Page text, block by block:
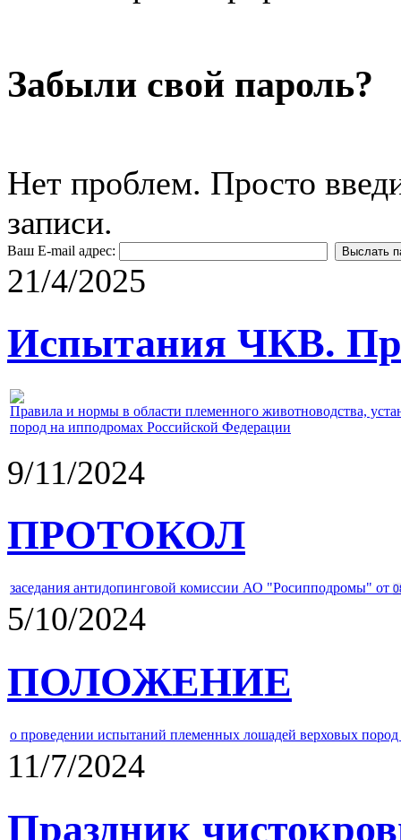
Забыли свой пароль?
Нет проблем. Просто
записи.
Ваш E-mail адрес:
21/4/2025
Испытания ЧКВ.
Правила и нормы в области племенного животноводства,
пород на ипподромах Российской Федерации
9/11/2024
ПРОТОКОЛ
заседания антидопинговой комиссии АО "Росипподромы" от
5/10/2024
ПОЛОЖЕНИЕ
о проведении испытаний племенных лошадей верховых
11/7/2024
Праздник